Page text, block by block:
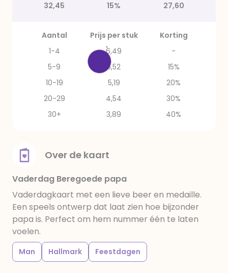
32,45
15% 27,60
Aantal Prijs per stuk
Korting
1-4
6,49
-
5-9
5,52
15%
10-19
5,19
20%
20-29
4,54
30%
30+
3,89 40%
Over de kaart
Vaderdag Beregoede papa
Vaderdagkaart met een lieve beer en medaille.
Een speels ontwerp dat laat zien hoe bijzonder
papa is. Perfect om hem nummer één te laten
voelen.
Man Hallmark Feestdagen